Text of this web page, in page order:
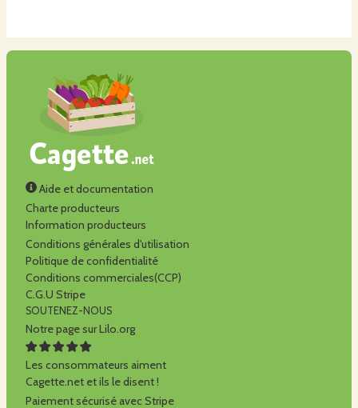
Aide et documentation
Charte producteurs
Information producteurs
Conditions générales d'utilisation
Politique de confidentialité
Conditions commerciales(CCP)
C.G.U Stripe
SOUTENEZ-NOUS
Notre page sur Lilo.org
Les consommateurs aiment
Cagette.net et ils le disent !
Paiement sécurisé avec Stripe